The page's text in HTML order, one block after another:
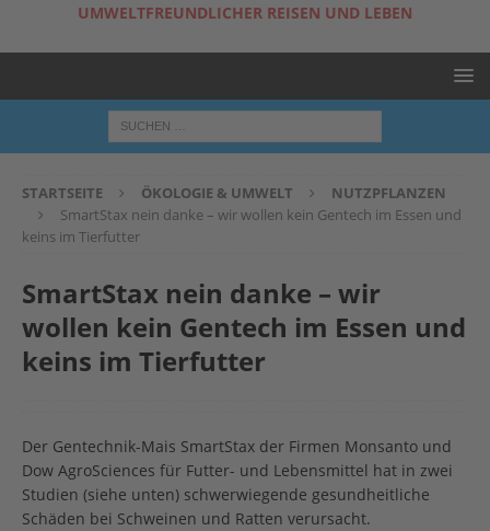
UMWELTFREUNDLICHER REISEN UND LEBEN
STARTSEITE ÖKOLOGIE & UMWELT
NUTZPFLANZEN
SmartStax nein danke – wir wollen kein Gentech im Essen und
keins im Tierfutter
SmartStax nein danke – wir
wollen kein Gentech im Essen und
keins im Tierfutter
Der Gentechnik-Mais SmartStax der Firmen Monsanto und
Dow AgroSciences für Futter- und Lebensmittel hat in zwei
Studien (siehe unten) schwerwiegende gesundheitliche
Schäden bei Schweinen und Ratten verursacht.